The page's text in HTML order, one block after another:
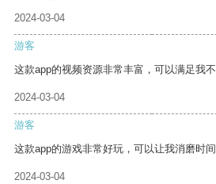
2024-03-04
游客
这款app的视频资源非常丰富，可以满足我不
2024-03-04
游客
这款app的游戏非常好玩，可以让我消磨时间
2024-03-04